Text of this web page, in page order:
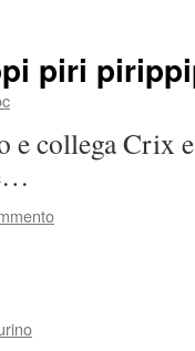
piri
e collega Crix